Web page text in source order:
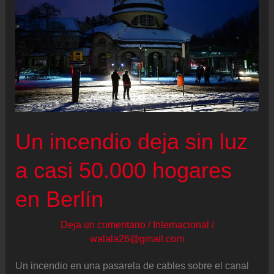
Un incendio deja sin luz
a casi 50.000 hogares
en Berlín
Deja un comentario / Internacional /
walala26@gmail.com
Un incendio en una pasarela de cables sobre el canal